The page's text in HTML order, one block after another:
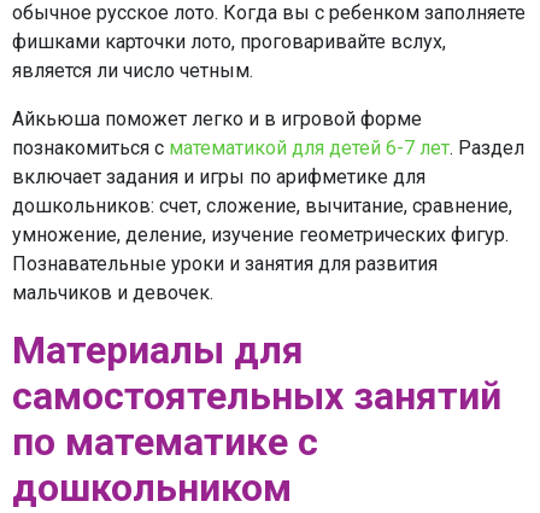
обычное русское лото. Когда вы с ребенком заполняете
фишками карточки лото, проговаривайте вслух,
является ли число четным.
Айкьюша поможет легко и в игровой форме
познакомиться с математикой для детей 6-7 лет. Раздел
включает задания и игры по арифметике для
дошкольников: счет, сложение, вычитание, сравнение,
умножение, деление, изучение геометрических фигур.
Познавательные уроки и занятия для развития
мальчиков и девочек.
Материалы для
самостоятельных занятий
по математике с
дошкольником